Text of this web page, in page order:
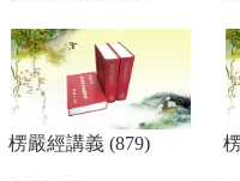
楞嚴經講義 (879)